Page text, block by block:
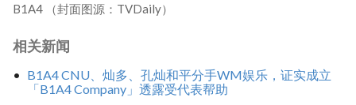
B1A4 （封面图源：TVDaily）
相关新闻
B1A4 CNU、灿多、孔灿和平分手WM娱乐，证实成立
「B1A4 Company」透露受代表帮助